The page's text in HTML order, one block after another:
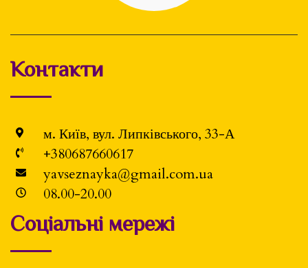
Контакти
м. Київ, вул. Липківського, 33-А
+380687660617
yavseznayka@gmail.com.ua
08.00-20.00
Соціальні мережі